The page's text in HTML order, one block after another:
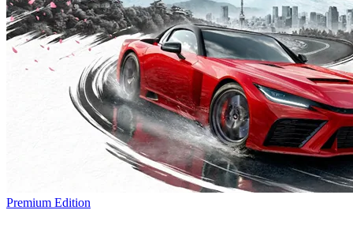
Premium Edition